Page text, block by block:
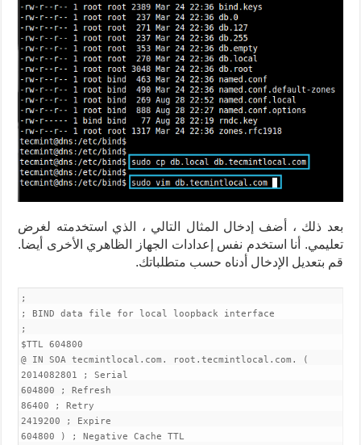
بعد ذلك ، أضف إدخال المثال التالي ، الذي استخدمته لغرض
تعليمي. أنا استخدم نفس إعدادات الجهاز الظاهري الأخرى أيضا.
قم بتعديل الإدخال أدناه حسب متطلباتك.
;
; BIND data file for local loopback interface
;
$TTL 604800
@ IN SOA tecmintlocal.com. root.tecmintlocal.com. (
2014082801 ; Serial
604800 ; Refresh
86400 ; Retry
2419200 ; Expire
604800 ) ; Negative Cache TTL